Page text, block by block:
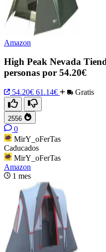
Amazon
High Peak Nevada
personas por 54.20€
54.20€ 61.14€ Gratis
2556
0
MirY_oFerTas
Caducados
MirY_oFerTas
Amazon
1 mes